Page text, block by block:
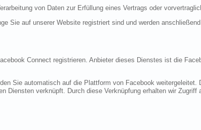
von Daten zur Erfüllung eines Vertrags oder
Sie auf unserer Website registriert sind und werden
Connect registrieren. Anbieter dieses Dienstes ist die
Sie automatisch auf die Plattform von Facebook
Diensten verknüpft. Durch diese Verknüpfung erhalten wir